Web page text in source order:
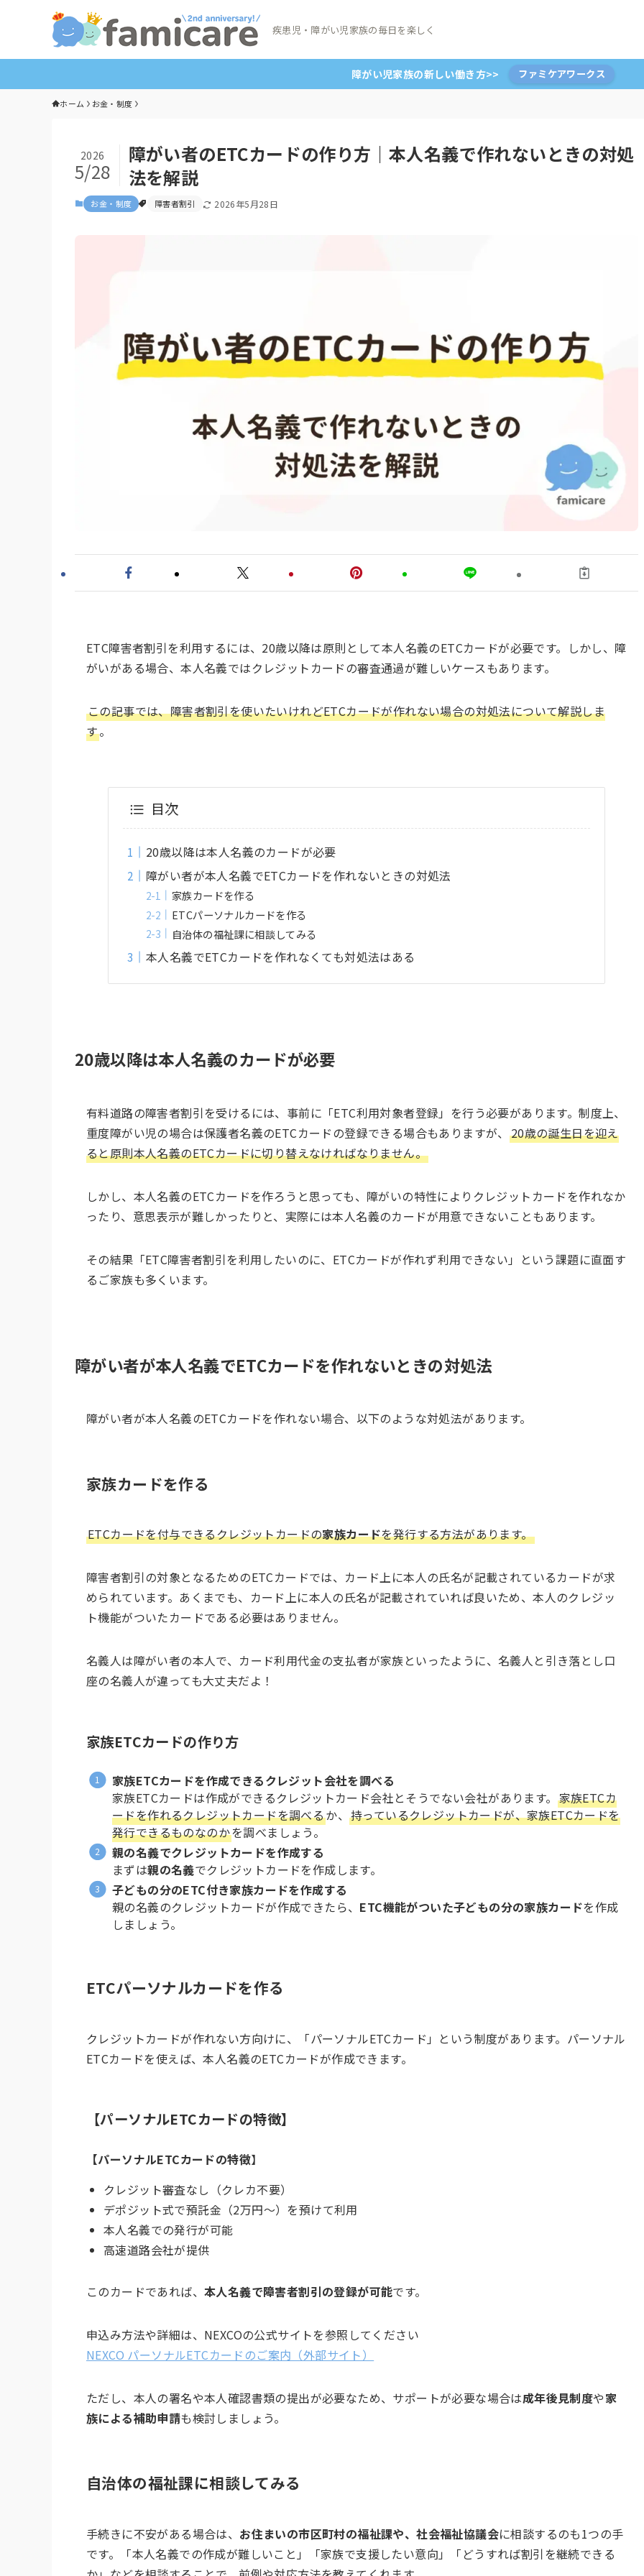
疾患児・障がい児家族の毎日を楽しく
障がい児家族の新しい働き方>> ファミケアワークス
ホーム お金・制度
障がい者のETCカードの作り方｜本人名義で作れないときの対処
法を解説
2026
5/28
お金・制度 障害者割引 2026年5月28日
ETC障害者割引を利用するには、20歳以降は原則として本人名義のETCカードが必要です。しかし、障
がいがある場合、本人名義ではクレジットカードの審査通過が難しいケースもあります。
この記事では、障害者割引を使いたいけれどETCカードが作れない場合の対処法について解説しま
す。
目次
20歳以降は本人名義のカードが必要
障がい者が本人名義でETCカードを作れないときの対処法
家族カードを作る
ETCパーソナルカードを作る
自治体の福祉課に相談してみる
本人名義でETCカードを作れなくても対処法はある
20歳以降は本人名義のカードが必要
有料道路の障害者割引を受けるには、事前に「ETC利用対象者登録」を行う必要があります。制度上、
重度障がい児の場合は保護者名義のETCカードの登録できる場合もありますが、 20歳の誕生日を迎え
ると原則本人名義のETCカードに切り替えなければなりません。
しかし、本人名義のETCカードを作ろうと思っても、障がいの特性によりクレジットカードを作れなか
ったり、意思表示が難しかったりと、実際には本人名義のカードが用意できないこともあります。
その結果「ETC障害者割引を利用したいのに、ETCカードが作れず利用できない」という課題に直面す
るご家族も多くいます。
障がい者が本人名義でETCカードを作れないときの対処法
障がい者が本人名義のETCカードを作れない場合、以下のような対処法があります。
家族カードを作る
ETCカードを付与できるクレジットカードの家族カードを発行する方法があります。
障害者割引の対象となるためのETCカードでは、カード上に本人の氏名が記載されているカードが求
められています。あくまでも、カード上に本人の氏名が記載されていれば良いため、本人のクレジッ
ト機能がついたカードである必要はありません。
名義人は障がい者の本人で、カード利用代金の支払者が家族といったように、名義人と引き落とし口
座の名義人が違っても大丈夫だよ！
家族ETCカードの作り方
家族ETCカードを作成できるクレジット会社を調べる
家族ETCカードは作成ができるクレジットカード会社とそうでない会社があります。 家族ETCカ
ードを作れるクレジットカードを調べるか、持っているクレジットカードが、家族ETCカードを
発行できるものなのかを調べましょう。
親の名義でクレジットカードを作成する
まずは親の名義でクレジットカードを作成します。
子どもの分のETC付き家族カードを作成する
親の名義のクレジットカードが作成できたら、 ETC機能がついた子どもの分の家族カードを作成
しましょう。
ETCパーソナルカードを作る
クレジットカードが作れない方向けに、「パーソナルETCカード」という制度があります。パーソナル
ETCカードを使えば、本人名義のETCカードが作成できます。
【パーソナルETCカードの特徴】
【パーソナルETCカードの特徴】
クレジット審査なし（クレカ不要）
デポジット式で預託金（2万円〜）を預けて利用
本人名義での発行が可能
高速道路会社が提供
このカードであれば、 本人名義で障害者割引の登録が可能です。
申込み方法や詳細は、NEXCOの公式サイトを参照してください
NEXCO パーソナルETCカードのご案内（外部サイト）
ただし、本人の署名や本人確認書類の提出が必要なため、サポートが必要な場合は成年後見制度や家
族による補助申請も検討しましょう。
自治体の福祉課に相談してみる
手続きに不安がある場合は、 お住まいの市区町村の福祉課や、社会福祉協議会に相談するのも1つの手
です。「本人名義での作成が難しいこと」「家族で支援したい意向」「どうすれば割引を継続できる